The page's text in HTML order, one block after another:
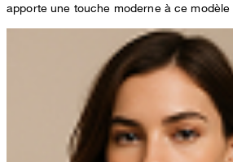
apporte une touche moderne à ce modèle